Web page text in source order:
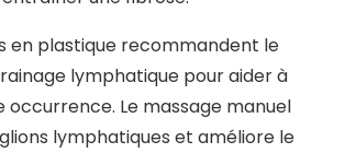
en plastique recommandent le
lymphatique pour aider à
Le massage manuel
lymphatiques et améliore le